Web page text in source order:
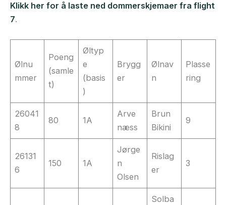
Klikk her for å laste ned dommerskjemaer fra flight
7.
Ølnu
mmer
Poeng
(samle
t)
Øltyp
e
(basis
)
Brygg
er
Ølnav
n
Plasse
ring
26041
8
80 1A
Arve
næss
Brun
Bikini
9
26131
6
150 1A
Jørge
n
Olsen
Rislag
er
3
Solba